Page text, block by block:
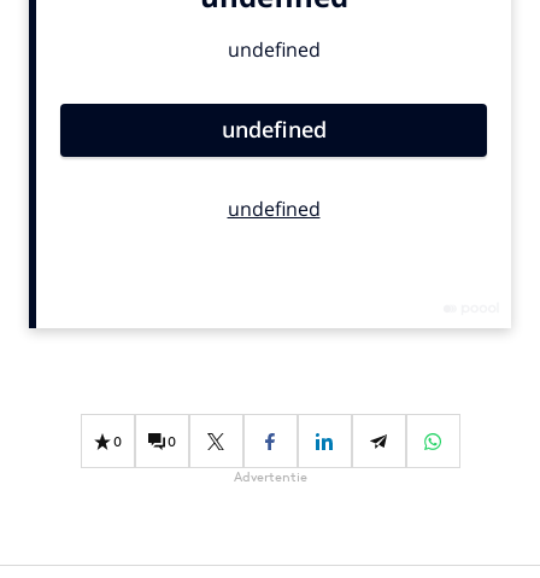
Gedragsverandering
Influencer marketing
Media
0 0
Advertentie